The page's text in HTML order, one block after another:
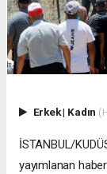
Erkek| Kadın
İSTANBUL/
yayımlanan